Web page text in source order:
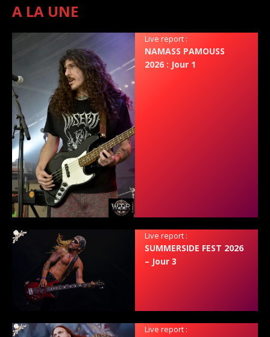
A LA UNE
Live report :
NAMASS PAMOUSS
2026 : Jour 1
Live report :
SUMMERSIDE FEST 2026
– Jour 3
Live report :